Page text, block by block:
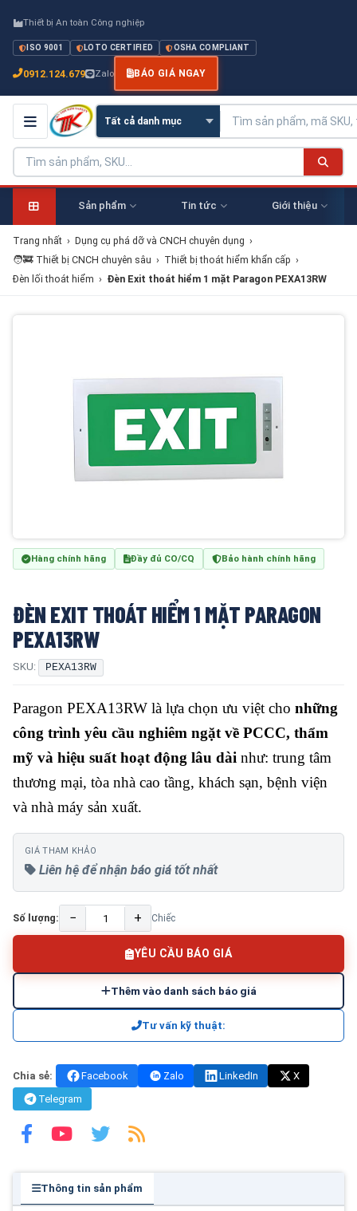
Thiết bị An toàn Công nghiệp
ISO 9001 LOTO CERTIFIED OSHA COMPLIANT
0912.124.679 Zalo BÁO GIÁ NGAY
Sản phẩm Tin tức Giới thiệu
Trang nhất › Dụng cụ phá dỡ và CNCH chuyên dụng ›
🧑‍🚒 Thiết bị CNCH chuyên sâu › Thiết bị thoát hiểm khẩn cấp ›
Đèn lối thoát hiểm › Đèn Exit thoát hiểm 1 mặt Paragon PEXA13RW
Hàng chính hãng Đầy đủ CO/CQ Bảo hành chính hãng
ĐÈN EXIT THOÁT HIỂM 1 MẶT PARAGON
PEXA13RW
SKU: PEXA13RW
Paragon PEXA13RW là lựa chọn ưu việt cho những
công trình yêu cầu nghiêm ngặt về PCCC, thẩm
mỹ và hiệu suất hoạt động lâu dài như: trung tâm
thương mại, tòa nhà cao tầng, khách sạn, bệnh viện
và nhà máy sản xuất.
GIÁ THAM KHẢO
Liên hệ để nhận báo giá tốt nhất
Số lượng: − + Chiếc
YÊU CẦU BÁO GIÁ
Thêm vào danh sách báo giá
Tư vấn kỹ thuật:
Chia sẻ: Facebook Zalo LinkedIn
X
Telegram
Thông tin sản phẩm